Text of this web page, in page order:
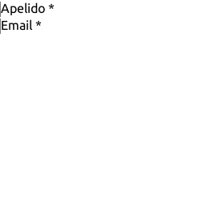
Apelido *
Email *